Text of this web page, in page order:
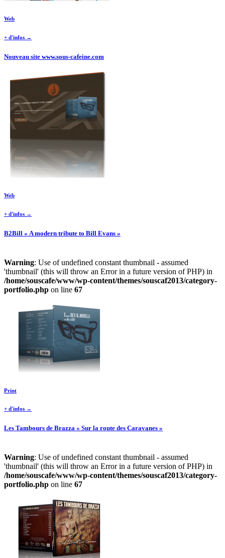
Web
+ d'infos →
Nouveau site www.sous-cafeine.com
Web
+ d'infos →
B2Bill « A modern tribute to Bill Evans »
Warning: Use of undefined constant thumbnail - assumed
'thumbnail' (this will throw an Error in a future version of PHP) in
/home/souscafe/www/wp-content/themes/souscaf2013/category-
portfolio.php on line 67
Print
+ d'infos →
Les Tambours de Brazza « Sur la route des Caravanes »
Warning: Use of undefined constant thumbnail - assumed
'thumbnail' (this will throw an Error in a future version of PHP) in
/home/souscafe/www/wp-content/themes/souscaf2013/category-
portfolio.php on line 67